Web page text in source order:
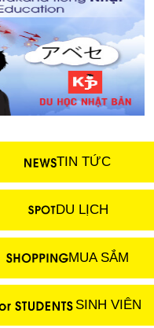
TIN TỨC
DU LỊCH
MUA SẮM
SINH VIÊN